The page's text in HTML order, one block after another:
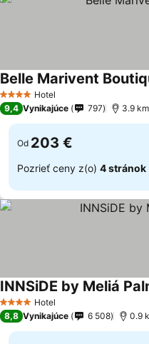
4 Počet hviezdičiek
Hotel
Belle Marivent
9,4 Vynikajúce 797 3.9
Od 203 €
Pozrieť ceny z(o) 4 stránok
4 Počet hviezdičiek
Hotel
INNSiDE by Meliá
8,8 Vynikajúce 6 508 0.9